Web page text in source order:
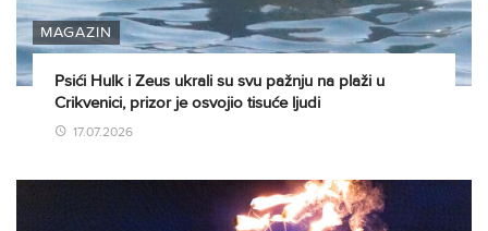
MAGAZIN
Psići Hulk i Zeus ukrali su svu pažnju na plaži u
Crikvenici, prizor je osvojio tisuće ljudi
17.07.2026